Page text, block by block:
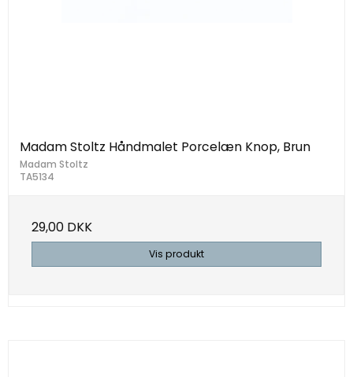
Madam Stoltz Håndmalet Porcelæn Knop, Brun
Madam Stoltz
TA5134
29,00 DKK
Vis produkt